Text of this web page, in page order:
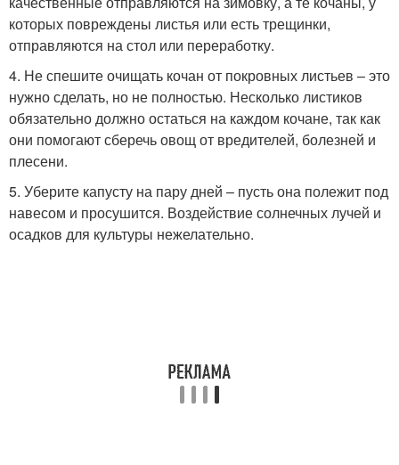
которых повреждены листья или есть трещинки,
отправляются на стол или переработку.
4. Не спешите очищать кочан от покровных листьев – это
нужно сделать, но не полностью. Несколько листиков
обязательно должно остаться на каждом кочане, так как
они помогают сберечь овощ от вредителей, болезней и
плесени.
5. Уберите капусту на пару дней – пусть она полежит под
навесом и просушится. Воздействие солнечных лучей и
осадков для культуры нежелательно.